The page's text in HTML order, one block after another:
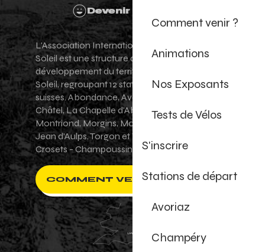
Comment venir ?
Animations
Nos Exposants
Tests de Vélos
S'inscrire
Stations de départ
Avoriaz
Champéry
Devenir Bénévole
L'Association Internationale des Portes du
Soleil est une structure de promotion et de
développement du territoire des Portes du
Soleil, regroupant 12 stations villages franco-
suisses. Abondance, Avoriaz 1800, Champéry,
Châtel, La Chapelle d'Abondance, Les Gets,
Montriond, Morgins, Morzine-Avoriaz, Saint-
Jean d'Aulps, Torgon et Val-d'Illiez - Les
Crosets - Champoussin.
COMMENT VENIR ?